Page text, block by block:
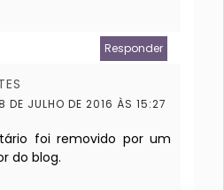
Responder
DE JULHO DE 2016 ÀS 15:27
foi removido por um
do blog.